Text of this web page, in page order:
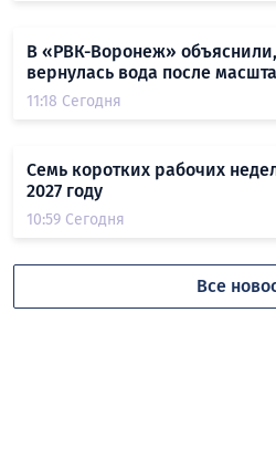
В «РВК-Воронеж»
вернулась вода после
11:18 Сегодня
Семь коротких рабочих
2027 году
10:59 Сегодня
Все